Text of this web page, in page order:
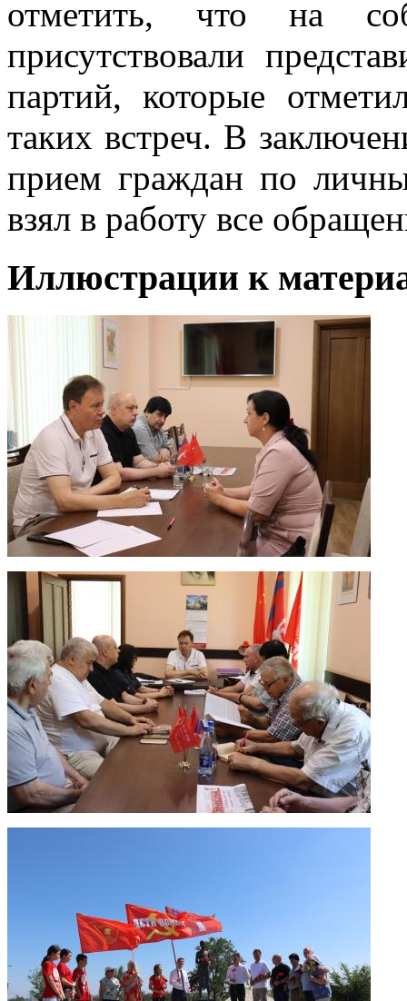
отметить, что на
присутствовали
партий, которые
таких встреч. В
прием граждан по
взял в работу все
Иллюстрации к